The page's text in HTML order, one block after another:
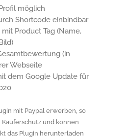
möglich
Shortcode einbindbar
Product Tag (Name,
(in
Webseite
dem Google Update für
mit Paypal erwerben, so
Käuferschutz und können
das Plugin herunterladen